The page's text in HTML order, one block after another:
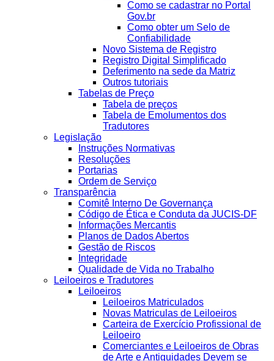
Como se cadastrar no Portal
Gov.br
Como obter um Selo de
Confiabilidade
Novo Sistema de Registro
Registro Digital Simplificado
Deferimento na sede da Matriz
Outros tutoriais
Tabelas de Preço
Tabela de preços
Tabela de Emolumentos dos
Tradutores
Legislação
Instruções Normativas
Resoluções
Portarias
Ordem de Serviço
Transparência
Comitê Interno De Governança
Código de Ética e Conduta da JUCIS-DF
Informações Mercantis
Planos de Dados Abertos
Gestão de Riscos
Integridade
Qualidade de Vida no Trabalho
Leiloeiros e Tradutores
Leiloeiros
Leiloeiros Matriculados
Novas Matriculas de Leiloeiros
Carteira de Exercício Profissional de
Leiloeiro
Comerciantes e Leiloeiros de Obras
de Arte e Antiguidades Devem se